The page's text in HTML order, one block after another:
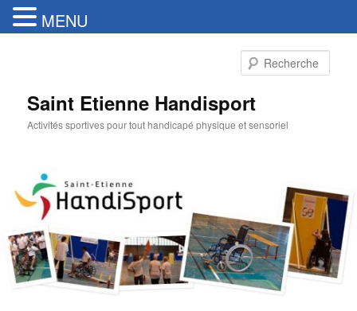
Saint Etienne Handisport
Activités sportives pour tout handicapé physique et sensoriel
MENU